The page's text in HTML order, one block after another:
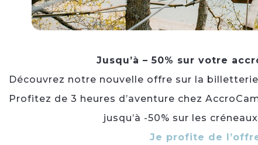
Aire de pique-nique
Parking à proximité
Location de planche à foil
Accessible en poussette
Langue(s) parlée(s) :Français
Jusqu’à – 50% sur votre
Découvrez notre nouvelle offre sur la
Profitez de 3 heures d’aventure chez
jusqu’à -50% sur les
Je profite de